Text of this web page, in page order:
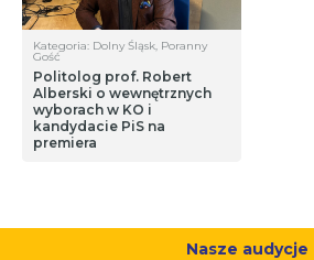
Kategoria: Dolny Śląsk, Poranny
Gość
Politolog prof. Robert
Alberski o wewnętrznych
wyborach w KO i
kandydacie PiS na
premiera
Nasze audycje